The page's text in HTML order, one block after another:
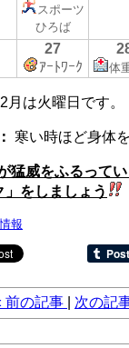
スポーツ
ひろば
27
ｱｰﾄﾜｰｸ
体
2月は火曜日です。
寒い時ほど身体
猛威をふるってい
」をしましょう
報
前の記事 次の記